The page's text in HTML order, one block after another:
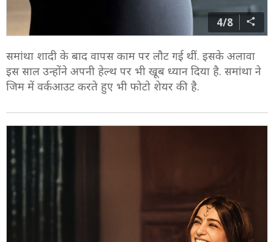
4/8
समांथा शादी के बाद वापस काम पर लौट गई थीं. इसके अलावा
इस साल उन्होंने अपनी हेल्थ पर भी खूब ध्यान दिया है. समांथा ने
जिम में वर्कआउट करते हुए भी फोटो शेयर की है.